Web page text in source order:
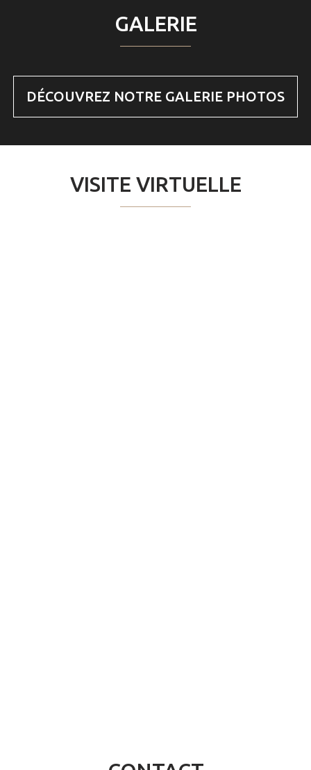
GALERIE
DÉCOUVREZ NOTRE GALERIE PHOTOS
VISITE VIRTUELLE